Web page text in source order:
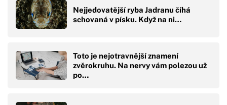
Nejjedovatější ryba Jadranu číhá
schovaná v písku. Když na ni…
Toto je nejotravnější znamení
zvěrokruhu. Na nervy vám polezou už
po…